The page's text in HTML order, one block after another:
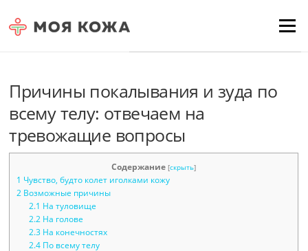
Menu
Причины покалывания и зуда по
всему телу: отвечаем на
тревожащие вопросы
Содержание [скрыть]
1 Чувство, будто колет иголками кожу
2 Возможные причины
2.1 На туловище
2.2На голове
2.3На конечностях
2.4По всему телу
Для любых предложений по